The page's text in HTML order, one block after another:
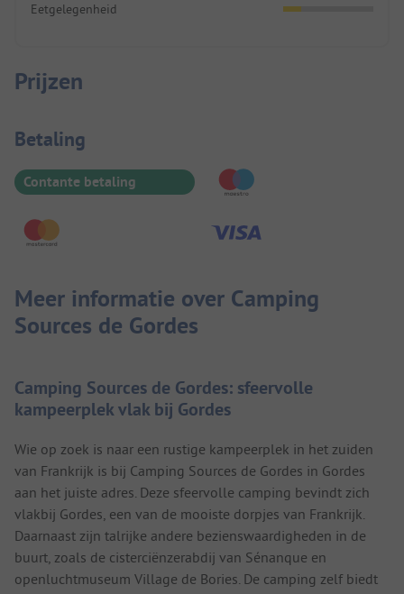
Eetgelegenheid
Prijzen
Betaalinformatie
Betaling
Contante betaling
Meer informatie over Camping
Sources de Gordes
Camping Sources de Gordes: sfeervolle
kampeerplek vlak bij Gordes
Wie op zoek is naar een rustige kampeerplek in het zuiden
van Frankrijk is bij Camping Sources de Gordes in Gordes
aan het juiste adres. Deze sfeervolle camping bevindt zich
vlakbij Gordes, een van de mooiste dorpjes van Frankrijk.
Daarnaast zijn talrijke andere bezienswaardigheden in de
buurt, zoals de cisterciënzerabdij van Sénanque en
openluchtmuseum Village de Bories. De camping zelf biedt